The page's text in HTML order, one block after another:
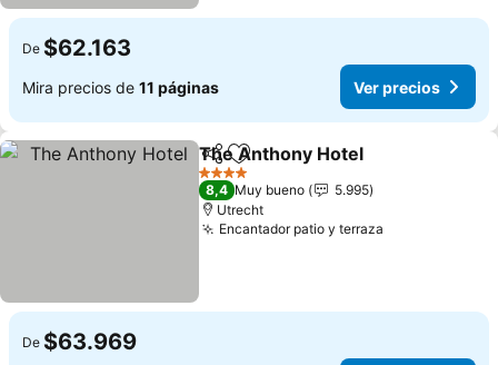
De $62.163
Mira precios de 11 páginas Ver precios
Compartir
Agregar a favoritos
The Anthony Hotel
4 Estrellas
8,4 Muy bueno
5.995
Utrecht
Encantador patio y terraza
De $63.969